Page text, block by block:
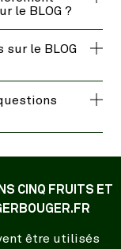
le BLOG ?
le BLOG
CINQ FRUITS ET
être utilisés